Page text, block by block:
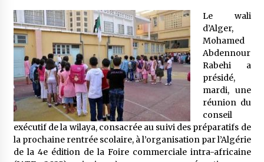
Quand on va vite
5 ans ago
« Père, tiens-moi, je vais tomber ! »
5 ans ago
Le bouc de l’Au-delà
5 ans ago
Le wali
d’Alger,
Mohamed
Abdennour
Rabehi a
présidé,
mardi, une
réunion du
conseil
exécutif de la wilaya, consacrée au suivi des préparatifs de
la prochaine rentrée scolaire, à l’organisation par l’Algérie
de la 4e édition de la Foire commerciale intra-africaine